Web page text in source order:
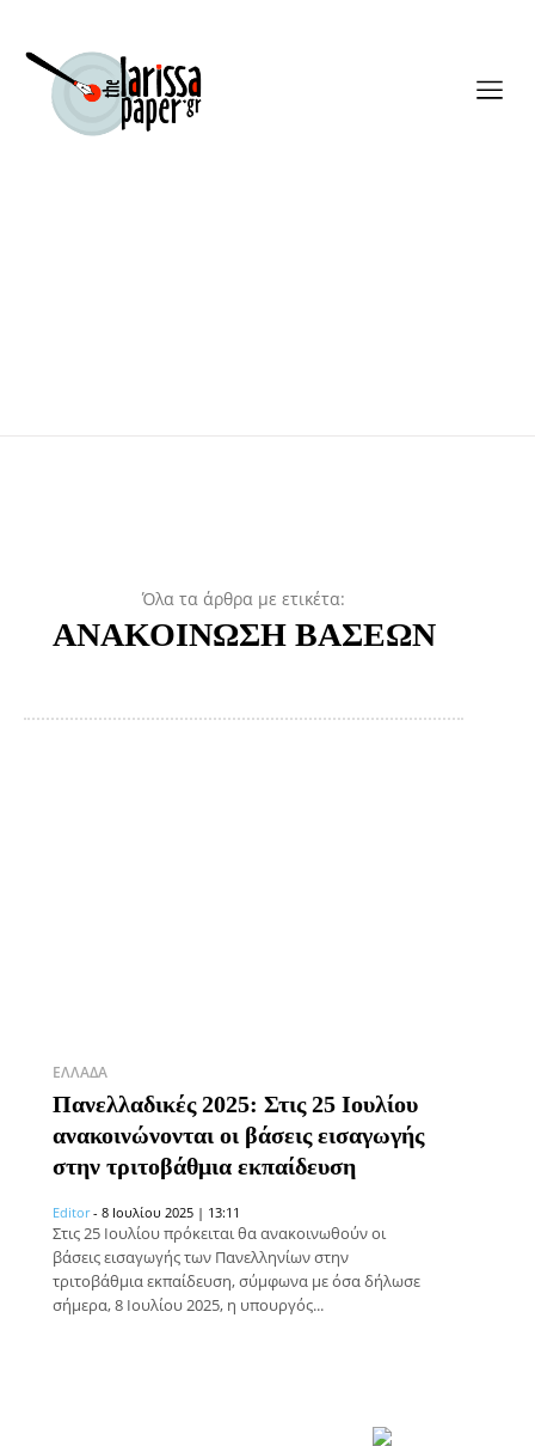
Όλα τα άρθρα με ετικέτα:
ΑΝΑΚΟΙΝΩΣΗ ΒΑΣΕΩΝ
ΕΛΛΆΔΑ
Πανελλαδικές 2025: Στις 25 Ιουλίου
ανακοινώνονται οι βάσεις εισαγωγής
στην τριτοβάθμια εκπαίδευση
Editor - 8 Ιουλίου 2025 | 13:11
Στις 25 Ιουλίου πρόκειται θα ανακοινωθούν οι
βάσεις εισαγωγής των Πανελληνίων στην
τριτοβάθμια εκπαίδευση, σύμφωνα με όσα δήλωσε
σήμερα, 8 Ιουλίου 2025, η υπουργός...